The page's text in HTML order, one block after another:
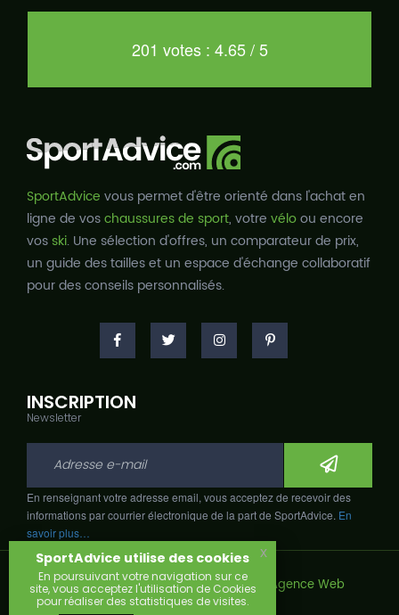
201 votes : 4.65 / 5
SportAdvice vous permet d'être orienté dans l'achat en
ligne de voschaussures de sport, votre véloou encore
vosski. Une sélection d'offres, un comparateur de prix,
un guide des tailles et un espace d'échange collaboratif
pour des conseils personnalisés.
INSCRIPTION
Newsletter
En renseignant votre adresse email, vous acceptez de recevoir des
informations par courrier électronique de la part de SportAdvice. En
savoir plus…
Copyright © 2026, Développé avec par
Agence Web
Narobaz.
SportAdvice utilise des cookies
En poursuivant votre navigation sur ce
site, vous acceptez l'utilisation de Cookies
pour réaliser des statistiques de visites.
x